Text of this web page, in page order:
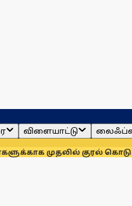
விளையாட்டு
குரல் கொடுத்தவர்